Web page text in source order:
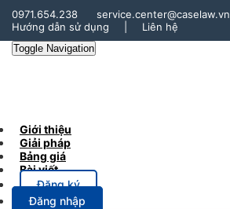
0971.654.238
service.center@caselaw.vn
Hướng dẫn sử dụng
Liên hệ
Toggle Navigation
Giới thiệu
Giải pháp
Bảng giá
Bài viết
Đăng ký
Đăng nhập